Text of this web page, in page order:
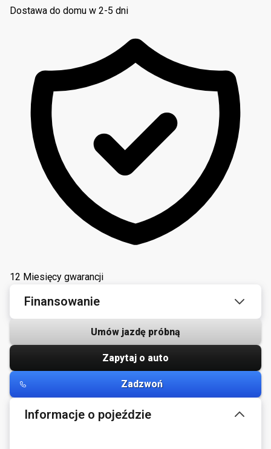
Dostawa do domu w 2-5 dni
12 Miesięcy gwarancji
Finansowanie
Umów jazdę próbną
Zapytaj o auto
Zadzwoń
Informacje o pojeździe